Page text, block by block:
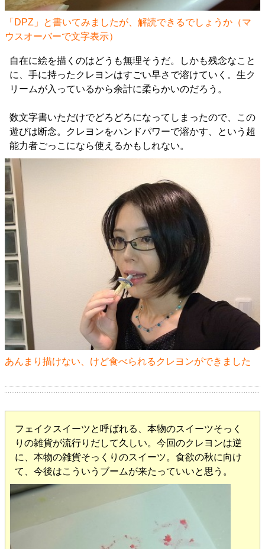
「DPZ」と書いてみましたが、解読できるでしょうか（マ
ウスオーバーで文字表示）
自在に絵を描くのはどうも無理そうだ。しかも残念なこと
に、手に持ったクレヨンはすごい早さで溶けていく。生ク
リームが入っているから余計に柔らかいのだろう。
数文字書いただけでどろどろになってしまったので、この
遊びは断念。クレヨンをハンドパワーで溶かす、という超
能力者ごっこになら使えるかもしれない。
あんまり描けない、けど食べられるクレヨンができました
フェイクスイーツと呼ばれる、本物のスイーツそっく
りの雑貨が流行りだして久しい。今回のクレヨンは逆
に、本物の雑貨そっくりのスイーツ。食欲の秋に向け
て、今後はこういうブームが来たっていいと思う。